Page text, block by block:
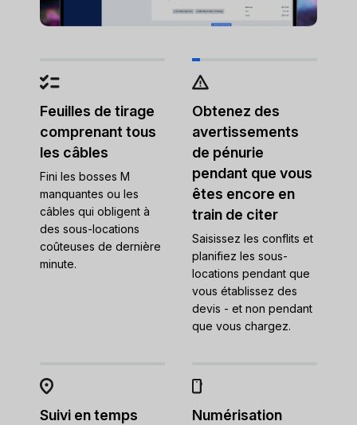
Feuilles de tirage
comprenant tous
les câbles
Fini les bosses M
manquantes ou les
câbles qui obligent à
des sous-locations
coûteuses de dernière
minute.
Obtenez des
avertissements
de pénurie
pendant que vous
êtes encore en
train de citer
Saisissez les conflits et
planifiez les sous-
locations pendant que
vous établissez des
devis - et non pendant
que vous chargez.
Suivi en temps
Numérisation